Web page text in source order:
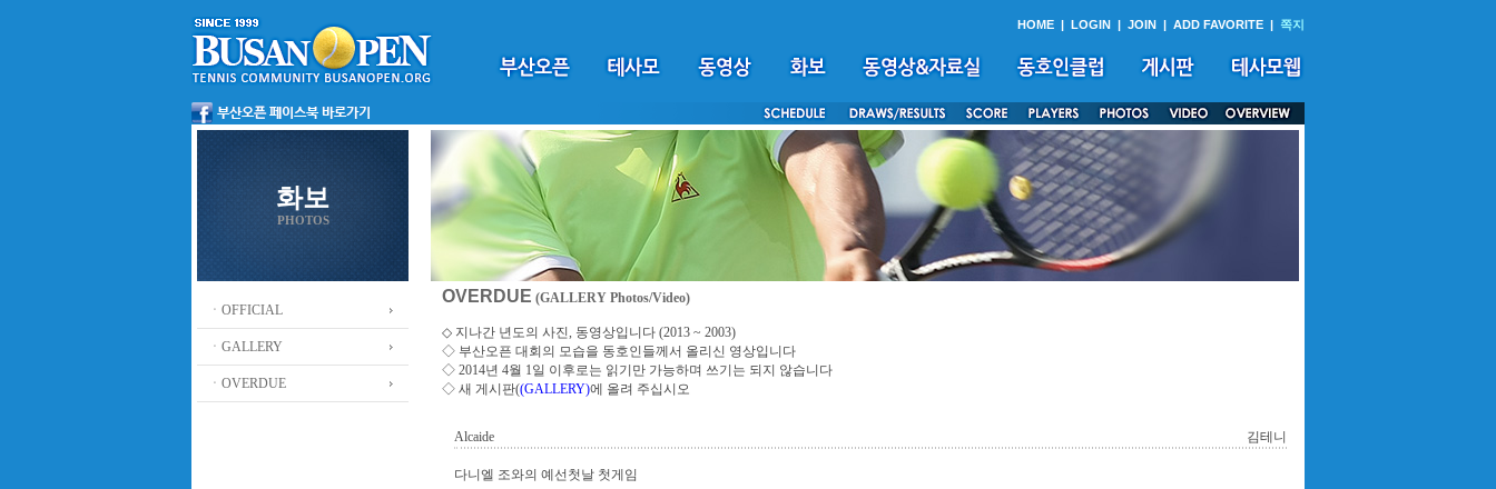
HOME | LOGIN | JOIN | ADD FAVORITE | 쪽지
화보
PHOTOS
ㆍOFFICIAL
ㆍGALLERY
ㆍOVERDUE
OVERDUE (GALLERY Photos/Video)
◇ 지나간 년도의 사진, 동영상입니다 (2013 ~ 2003)
◇ 부산오픈 대회의 모습을 동호인들께서 올리신 영상입니다
◇ 2014년 4월 1일 이후로는 읽기만 가능하며 쓰기는 되지 않습니다
◇ 새 게시판((GALLERY)에 올려 주십시오
Alcaide 김테니
다니엘 조와의 예선첫날 첫게임